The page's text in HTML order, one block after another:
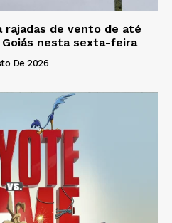
rajadas de vento de até
nesta sexta-feira
De 2026